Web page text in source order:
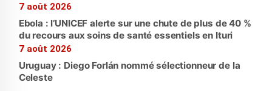
7 août 2026
Ebola : l’UNICEF alerte sur une chute de plus de 40 %
du recours aux soins de santé essentiels en Ituri
7 août 2026
Uruguay : Diego Forlán nommé sélectionneur de la
Celeste